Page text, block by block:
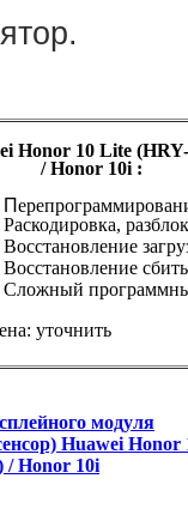
Honor 10 Lite
/ Honor 10i :
П
Раскодировка,
Восстановление
Восстановление
Сложный
модуля
Huawei Honor
/ Honor 10i